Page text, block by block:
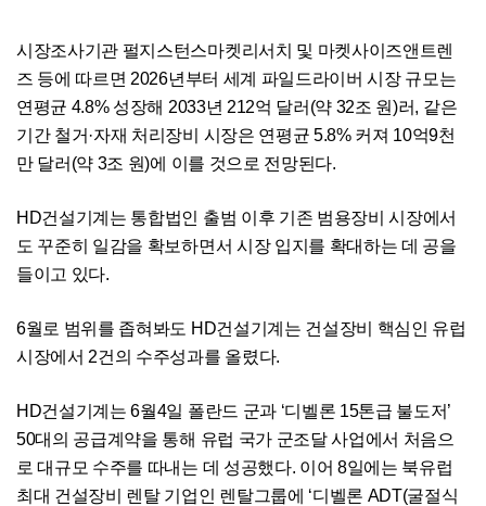
시장조사기관 펄지스턴스마켓리서치 및 마켓사이즈앤트렌
즈 등에 따르면 2026년부터 세계 파일드라이버 시장 규모는
연평균 4.8% 성장해 2033년 212억 달러(약 32조 원)러, 같은
기간 철거·자재 처리장비 시장은 연평균 5.8% 커져 10억9천
만 달러(약 3조 원)에 이를 것으로 전망된다.
HD건설기계는 통합법인 출범 이후 기존 범용장비 시장에서
도 꾸준히 일감을 확보하면서 시장 입지를 확대하는 데 공을
들이고 있다.
6월로 범위를 좁혀봐도 HD건설기계는 건설장비 핵심인 유럽
시장에서 2건의 수주성과를 올렸다.
HD건설기계는 6월4일 폴란드 군과 ‘디벨론 15톤급 불도저’
50대의 공급계약을 통해 유럽 국가 군조달 사업에서 처음으
로 대규모 수주를 따내는 데 성공했다. 이어 8일에는 북유럽
최대 건설장비 렌탈 기업인 렌탈그룹에 ‘디벨론 ADT(굴절식